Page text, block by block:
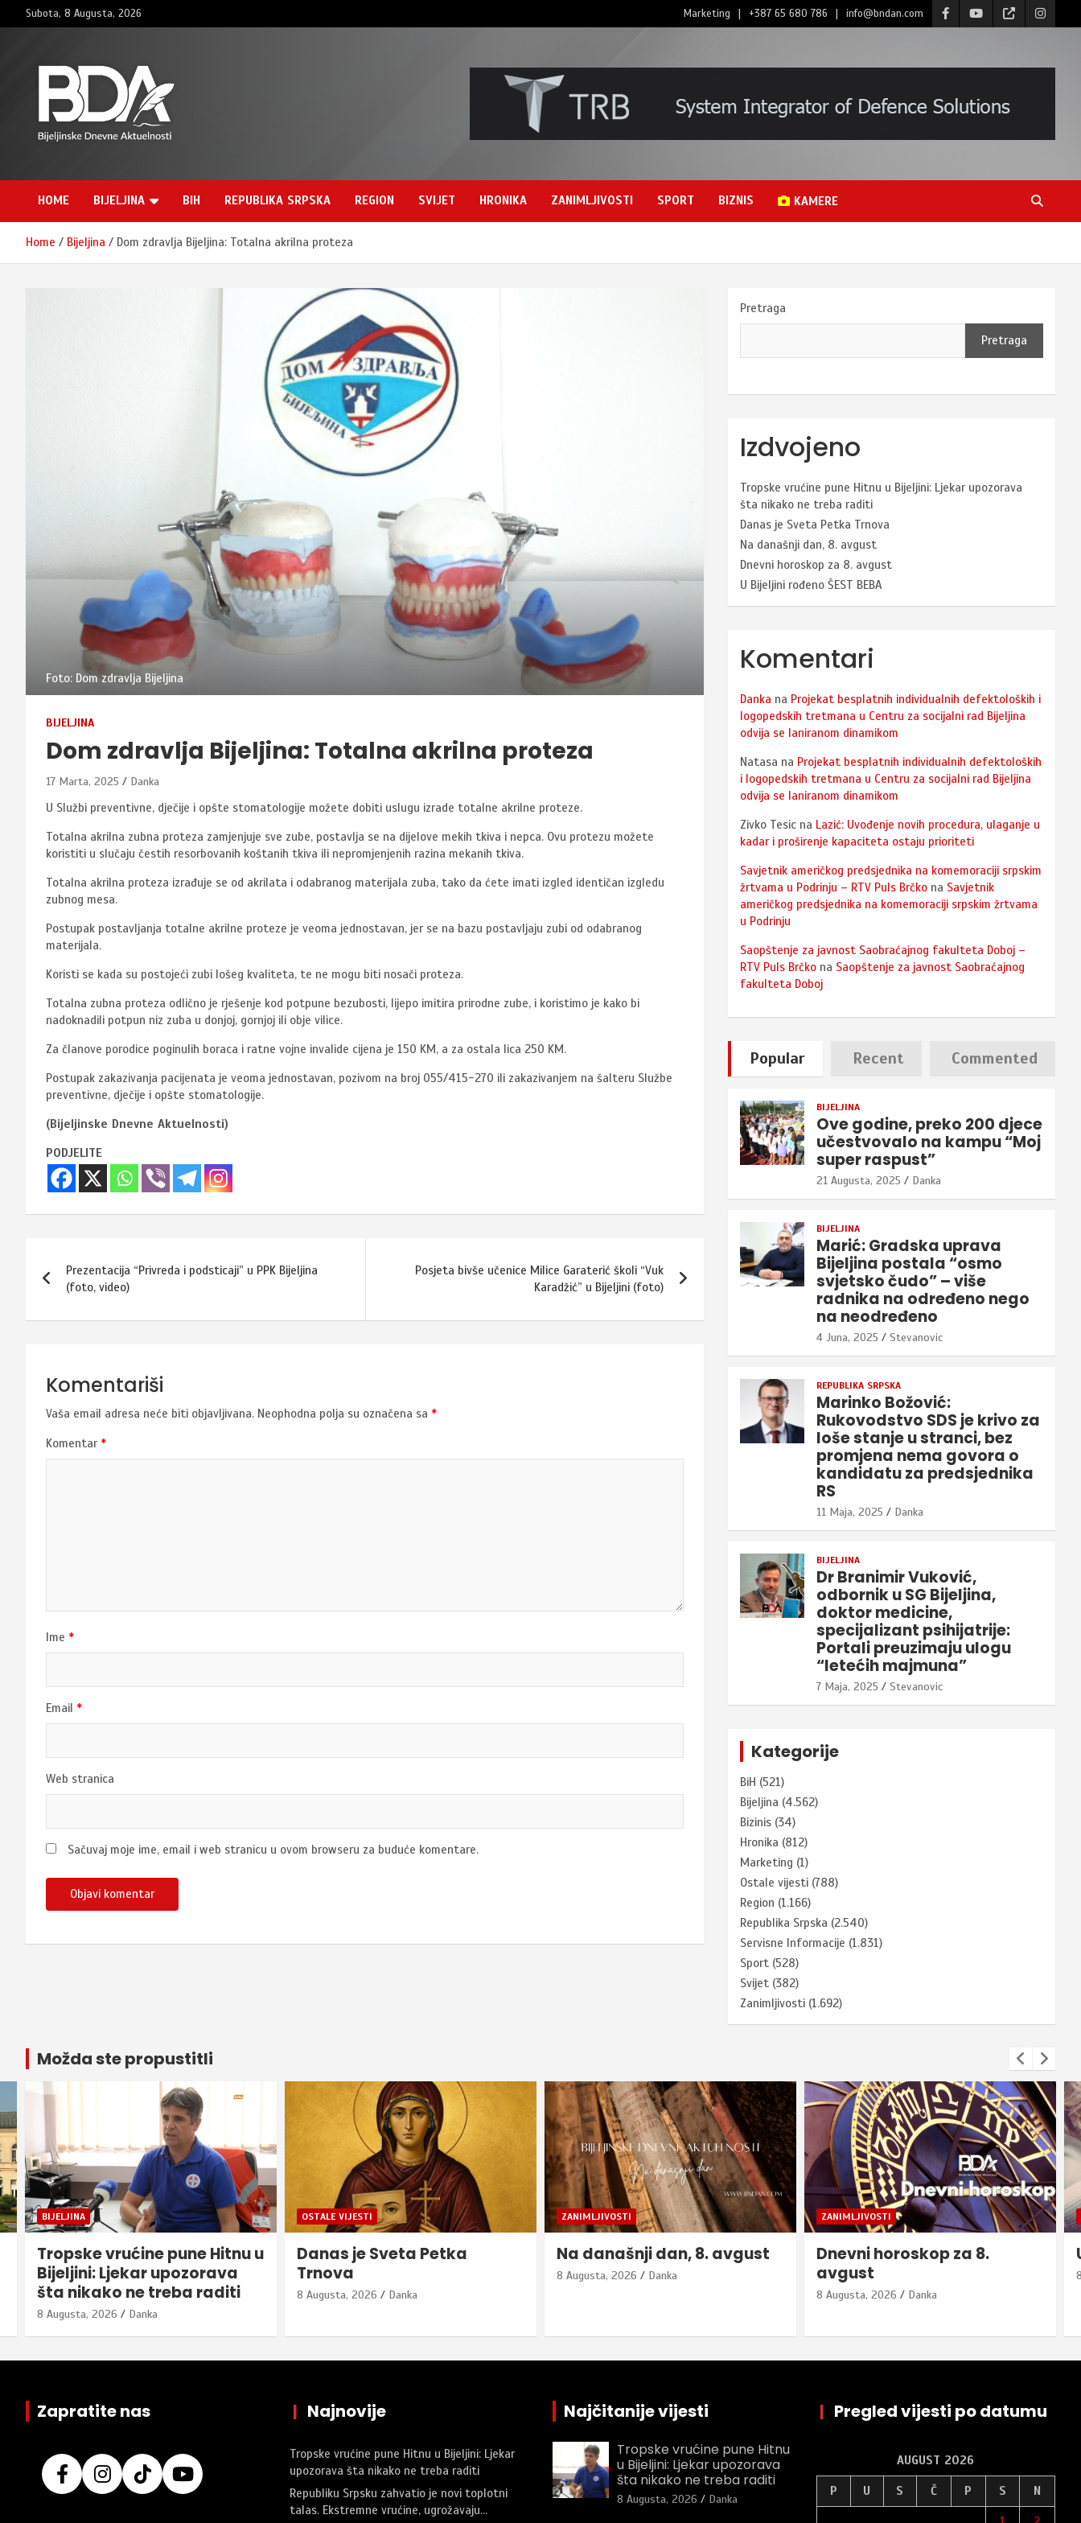
to
Subota, 8 Augusta, 2026 Marketing +387 65 680 786 info@bndan.com
BNDAN.com
HOME BIJELJINA BIH REPUBLIKA SRPSKA REGION SVIJET HRONIKA ZANIMLJIVOSTI SPORT BIZNIS KAMERE
Home Bijeljina Dom zdravlja Bijeljina: Totalna akrilna proteza
Foto: Dom zdravlja Bijeljina
BIJELJINA
Dom zdravlja Bijeljina: Totalna akrilna proteza
17 Marta, 2025 Danka
U Službi preventivne, dječije i opšte stomatologije možete dobiti uslugu izrade totalne akrilne proteze.
Totalna akrilna zubna proteza zamjenjuje sve zube, postavlja se na dijelove mekih tkiva i nepca. Ovu protezu možete
koristiti u slučaju čestih resorbovanih koštanih tkiva ili nepromjenjenih razina mekanih tkiva.
Totalna akrilna proteza izrađuje se od akrilata i odabranog materijala zuba, tako da ćete imati izgled identičan izgledu
zubnog mesa.
Postupak postavljanja totalne akrilne proteze je veoma jednostavan, jer se na bazu postavljaju zubi od odabranog
materijala.
Koristi se kada su postojeći zubi lošeg kvaliteta, te ne mogu biti nosači proteza.
Totalna zubna proteza odlično je rješenje kod potpune bezubosti, lijepo imitira prirodne zube, i koristimo je kako bi
nadoknadili potpun niz zuba u donjoj, gornjoj ili obje vilice.
Za članove porodice poginulih boraca i ratne vojne invalide cijena je 150 KM, a za ostala lica 250 KM.
Postupak zakazivanja pacijenata je veoma jednostavan, pozivom na broj 055/415-270 ili zakazivanjem na šalteru Službe
preventivne, dječije i opšte stomatologije.
(Bijeljinske Dnevne Aktuelnosti)
PODJELITE
članaka
Prezentacija “Privreda i podsticaji” u PPK Bijeljina
(foto, video)
Posjeta bivše učenice Milice Garaterić školi “Vuk
Karadžić” u Bijeljini (foto)
Komentariši
Vaša email adresa neće biti objavljivana. Neophodna polja su označena sa *
Komentar *
Ime *
Email *
Web stranica
Sačuvaj moje ime, email i web stranicu u ovom browseru za buduće komentare.
Pretraga
Pretraga
Izdvojeno
Tropske vrućine pune Hitnu u Bijeljini: Ljekar upozorava
šta nikako ne treba raditi
Danas je Sveta Petka Trnova
Na današnji dan, 8. avgust
Dnevni horoskop za 8. avgust
U Bijeljini rođeno ŠEST BEBA
Komentari
Danka na Projekat besplatnih individualnih defektoloških i
logopedskih tretmana u Centru za socijalni rad Bijeljina
odvija se laniranom dinamikom
Natasa na Projekat besplatnih individualnih defektoloških
i logopedskih tretmana u Centru za socijalni rad Bijeljina
odvija se laniranom dinamikom
Zivko Tesic na Lazić: Uvođenje novih procedura, ulaganje u
kadar i proširenje kapaciteta ostaju prioriteti
Savjetnik američkog predsjednika na komemoraciji srpskim
žrtvama u Podrinju – RTV Puls Brčko na Savjetnik
američkog predsjednika na komemoraciji srpskim žrtvama
u Podrinju
Saopštenje za javnost Saobraćajnog fakulteta Doboj –
RTV Puls Brčko na Saopštenje za javnost Saobraćajnog
fakulteta Doboj
Popular Recent Commented
BIJELJINA
Ove godine, preko 200 djece
učestvovalo na kampu “Moj
super raspust”
21 Augusta, 2025 Danka
BIJELJINA
Marić: Gradska uprava
Bijeljina postala “osmo
svjetsko čudo” – više
radnika na određeno nego
na neodređeno
4 Juna, 2025 Stevanovic
REPUBLIKA SRPSKA
Marinko Božović:
Rukovodstvo SDS je krivo za
loše stanje u stranci, bez
promjena nema govora o
kandidatu za predsjednika
RS
11 Maja, 2025 Danka
BIJELJINA
Dr Branimir Vuković,
odbornik u SG Bijeljina,
doktor medicine,
specijalizant psihijatrije:
Portali preuzimaju ulogu
“letećih majmuna”
7 Maja, 2025 Stevanovic
Kategorije
BiH (521)
Bijeljina (4.562)
Bizinis (34)
Hronika (812)
Marketing (1)
Ostale vijesti (788)
Region (1.166)
Republika Srpska (2.540)
Servisne Informacije (1.831)
Sport (528)
Svijet (382)
Zanimljivosti (1.692)
Možda ste propustitli
OSTALE VIJESTI
Danas je Sveta Petka
Trnova
8 Augusta, 2026 Danka
ZANIMLJIVOSTI
Na današnji dan, 8. avgust
8 Augusta, 2026
ZANIMLJIVOSTI
Dnevni horoskop za 8.
avgust
SERVISNE INFORMACIJE
U Bijeljini rođeno ŠEST BEBA
8 Augusta, 2026
Zapratite nas | Najnovije
Tropske vrućine pune Hitnu u Bijeljini: Ljekar
upozorava šta nikako ne treba raditi
Republiku Srpsku zahvatio je novi toplotni
talas. Ekstremne vrućine, ugrožavaju…
Najčitanije vijesti
Tropske vrućine pune Hitnu
u Bijeljini: Ljekar upozorava
šta nikako ne treba raditi
8 Augusta, 2026 Danka
| Pregled vijesti po datumu
AUGUST 2026
P U S Č P S N